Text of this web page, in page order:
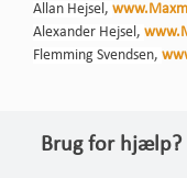
Allan Hejsel,
Alexander Hejsel,
Flemming Svendsen,
Brug for hjælp?